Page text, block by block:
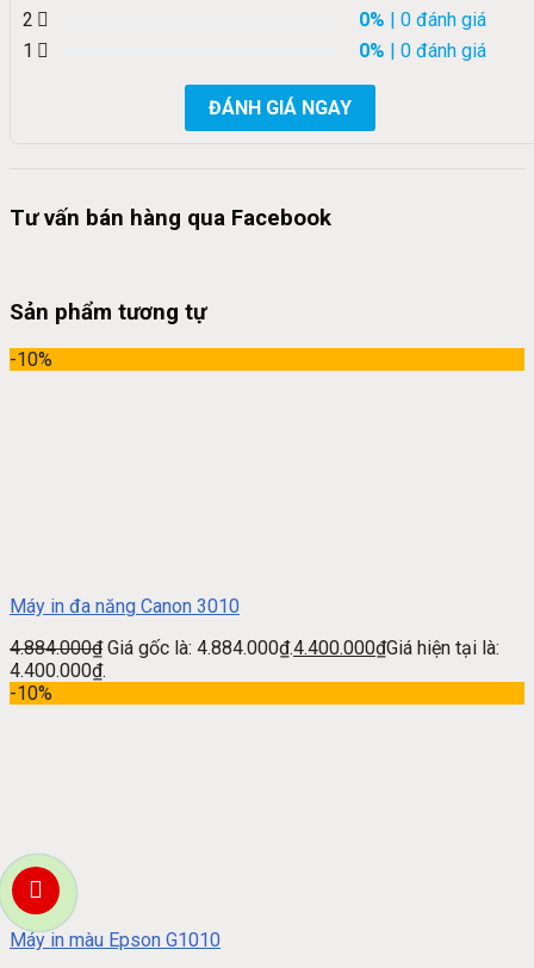
2
0% | 0 đánh giá
1
0% | 0 đánh giá
ĐÁNH GIÁ NGAY
Tư vấn bán hàng qua Facebook
Sản phẩm tương tự
-10%
Máy in đa năng Canon 3010
4.884.000₫ Giá gốc là: 4.884.000₫.4.400.000₫Giá hiện tại là:
4.400.000₫.
-10%
Máy in màu Epson G1010